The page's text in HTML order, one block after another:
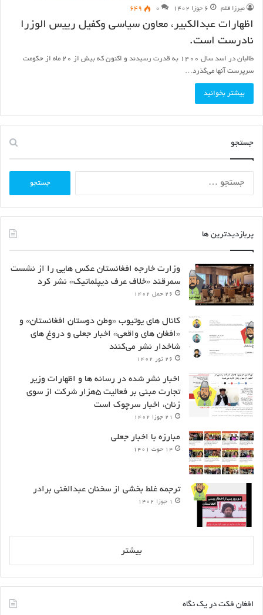
میرزا قلم ۶ جوزا ۱۴۰۲ ۰ ۶۴۹
اظهارات عبدالکبیر، معاون سیاسی وکفیل رییس الوزرا
نادرست است.
طالبان در اسد سال ۱۴۰۰ به قدرت رسیدند و اکنون که بیش از ۲۰ ماه از حکومت
سرپرست آنها می‌گذرد…
بیشتر بخوانید
جستجو
پربازدیدترین ها
وزارت خارجه افغانستان عکس هایی را از نشست
سمرقند «خلاف عرف دیپلماتیک» نشر کرد
۲۶ حمل ۱۴۰۲
کانال های یوتیوب «وطن دوستان افغانستان» و
«افغان های واقعی» اخبار جعلی و دروغ های
شاخدار نشر می‌کنند
۲۶ ثور ۱۴۰۲
اخبار نشر شده در رسانه ها و اظهارات وزیر
تجارت مبنی بر فعالیت ۵هزار شرکت از سوی
زنان، اخبار سرچوک است
۲۱ جوزا ۱۴۰۲
مبارزه با اخبار جعلی
۱۴ حوت ۱۴۰۱
ترجمه غلط بخشی از سخنان عبدالغنی برادر
۱ جوزا ۱۴۰۲
بیشتر
افغان فکت در یک نگاه